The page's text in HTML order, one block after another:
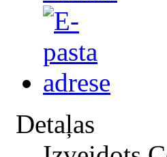
Detaļas